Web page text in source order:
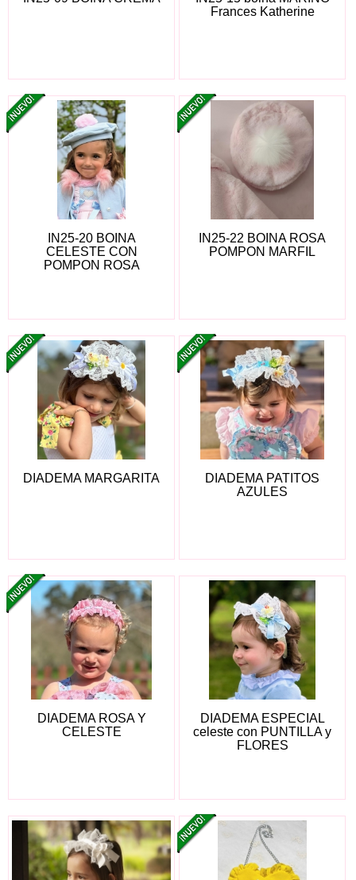
Frances Katherine
IN25-20 BOINA
CELESTE CON
POMPON ROSA
IN25-22 BOINA ROSA
POMPON MARFIL
DIADEMA MARGARITA
DIADEMA PATITOS
AZULES
DIADEMA ROSA Y
CELESTE
DIADEMA ESPECIAL
celeste con PUNTILLA y
FLORES